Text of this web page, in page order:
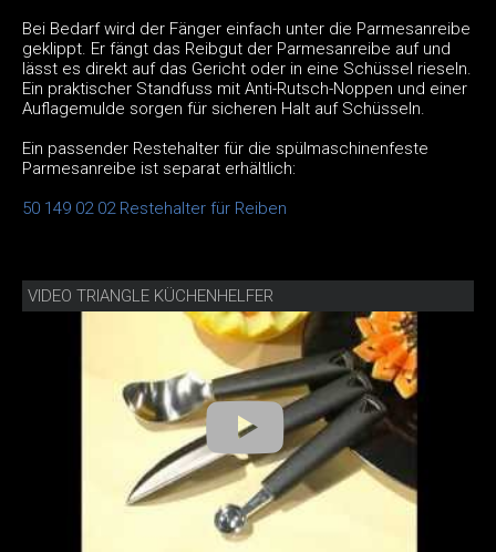
Bei Bedarf wird der Fänger einfach unter die Parmesanreibe
geklippt. Er fängt das Reibgut der Parmesanreibe auf und
lässt es direkt auf das Gericht oder in eine Schüssel rieseln.
Ein praktischer Standfuss mit Anti-Rutsch-Noppen und einer
Auflagemulde sorgen für sicheren Halt auf Schüsseln.
Ein passender Restehalter für die spülmaschinenfeste
Parmesanreibe ist separat erhältlich:
50 149 02 02 Restehalter für Reiben
VIDEO TRIANGLE KÜCHENHELFER